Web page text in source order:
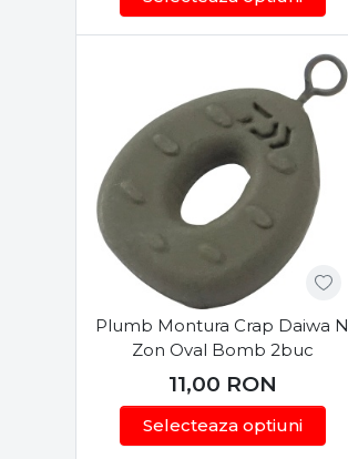
Plumb Montura Crap Daiwa N
Zon Oval Bomb 2buc
11,00 RON
Selecteaza optiuni